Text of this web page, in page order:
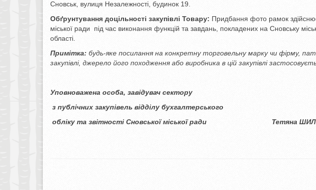
Сновськ, вулиця Незалежності, будинок 19.
Обґрунтування доцільності закупівлі Товару: Придбання фото рамок
міської ради під час виконання функцій та завдань, покладених на Сновську
області.
Примітка: будь-яке посилання на конкретну торговельну марку чи фірму,
закупівлі, джерело його походження або виробника в цій закупівлі
Уповноважена особа, завідувач сектору
з публічних закупівель відділу бухгалтерського
обліку та звітності Сновської міської ради